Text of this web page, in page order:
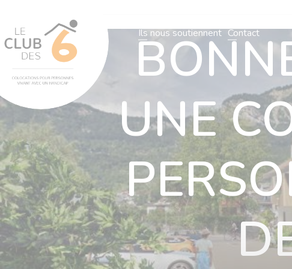
Ils nous soutiennent Contact
Notre organisation Nos villas Actualités Nous
UNE